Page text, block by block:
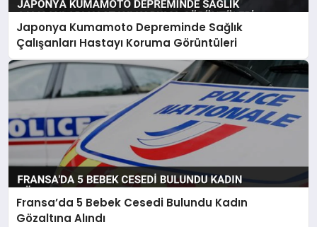
Japonya Kumamoto Depreminde Sağlık
Çalışanları Hastayı Koruma Görüntüleri
Fransa’da 5 Bebek Cesedi Bulundu Kadın
Gözaltına Alındı